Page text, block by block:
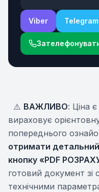
Viber Telegram
⚠️ ВАЖЛИВО: Ціна
вираховує
попереднього
отримати
кнопку «PDF
готовий документ
технічними